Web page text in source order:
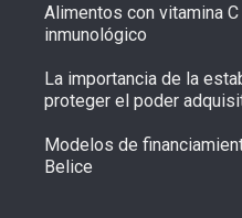
Alimentos con vitamina
inmunológico
La importancia de la
proteger el poder
Modelos de
Belice